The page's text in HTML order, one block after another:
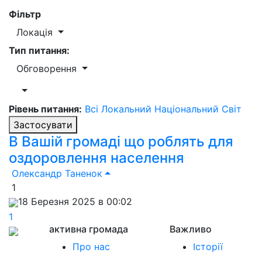
Фільтр
Локація
Тип питання:
Обговорення
Рівень питання: Всі Локальний Національний Світ
Застосувати
В Вашій громаді що роблять для
оздоровлення населення
Олександр Таненок
1
18 Березня 2025 в 00:02
1
активна громада
Про нас
Важливо
Історії